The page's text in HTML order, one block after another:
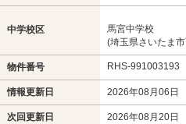
中学校区
馬宮中学校
(埼玉県さいたま
物件番号 RHS-991003193
情報更新日 2026年08月06日
次回更新日 2026年08月20日